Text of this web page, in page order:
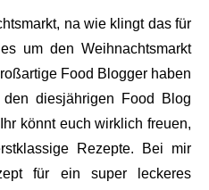
na wie klingt das für
um den Weihnachtsmarkt
Food Blogger haben
diesjährigen Food Blog
könnt euch wirklich freuen,
Rezepte. Bei mir
für ein super leckeres